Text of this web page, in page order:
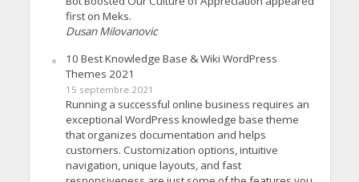
first on Meks.
Dusan Milovanovic
10 Best Knowledge Base & Wiki WordPress
Themes 2021
15 septembre 2021
Running a successful online business requires an
exceptional WordPress knowledge base theme
that organizes documentation and helps
customers. Customization options, intuitive
navigation, unique layouts, and fast